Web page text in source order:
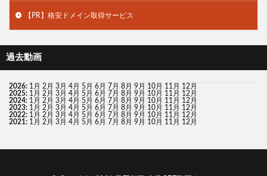
【PR】格安ドメイン取得サービス
過去動画
2026: 1月 2月 3月 4月 5月 6月 7月 8月 9月 10月 11月 12月
2025: 1月 2月 3月 4月 5月 6月 7月 8月 9月 10月 11月 12月
2024: 1月 2月 3月 4月 5月 6月 7月 8月 9月 10月 11月 12月
2023: 1月 2月 3月 4月 5月 6月 7月 8月 9月 10月 11月 12月
2022: 1月 2月 3月 4月 5月 6月 7月 8月 9月 10月 11月 12月
2021: 1月 2月 3月 4月 5月 6月 7月 8月 9月 10月 11月 12月